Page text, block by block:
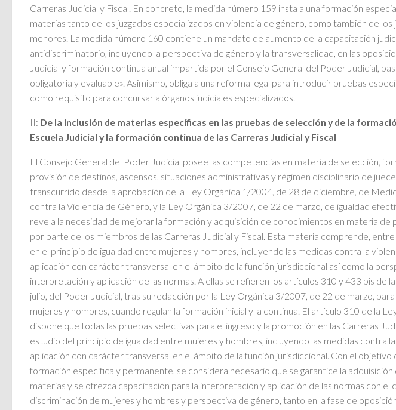
Carreras Judicial y Fiscal. En concreto, la medida número 159 insta a una formación
materias tanto de los juzgados especializados en violencia de género, como también de los
menores. La medida número 160 contiene un mandato de aumento de la capacitación
antidiscriminatorio, incluyendo la perspectiva de género y la transversalidad, en las
Judicial y formación continua anual impartida por el Consejo General del Poder Judicial,
obligatoria y evaluable». Asimismo, obliga a una reforma legal para introducir pruebas
como requisito para concursar a órganos judiciales especializados.
II: De la inclusión de materias específicas en las pruebas de selección y de la
Escuela Judicial y la formación continua de las Carreras Judicial y Fiscal
El Consejo General del Poder Judicial posee las competencias en materia de selección,
provisión de destinos, ascensos, situaciones administrativas y régimen disciplinario de
transcurrido desde la aprobación de la Ley Orgánica 1/2004, de 28 de diciembre, de
contra la Violencia de Género, y la Ley Orgánica 3/2007, de 22 de marzo, de igualdad
revela la necesidad de mejorar la formación y adquisición de conocimientos en materia de
por parte de los miembros de las Carreras Judicial y Fiscal. Esta materia comprende,
en el principio de igualdad entre mujeres y hombres, incluyendo las medidas contra la
aplicación con carácter transversal en el ámbito de la función jurisdiccional así como la
interpretación y aplicación de las normas. A ellas se refieren los artículos 310 y 433 bis de
julio, del Poder Judicial, tras su redacción por la Ley Orgánica 3/2007, de 22 de marzo,
mujeres y hombres, cuando regulan la formación inicial y la continua. El artículo 310 de la
dispone que todas las pruebas selectivas para el ingreso y la promoción en las Carreras
estudio del principio de igualdad entre mujeres y hombres, incluyendo las medidas contra
aplicación con carácter transversal en el ámbito de la función jurisdiccional. Con el objetivo
formación específica y permanente, se considera necesario que se garantice la
materias y se ofrezca capacitación para la interpretación y aplicación de las normas con el
discriminación de mujeres y hombres y perspectiva de género, tanto en la fase de